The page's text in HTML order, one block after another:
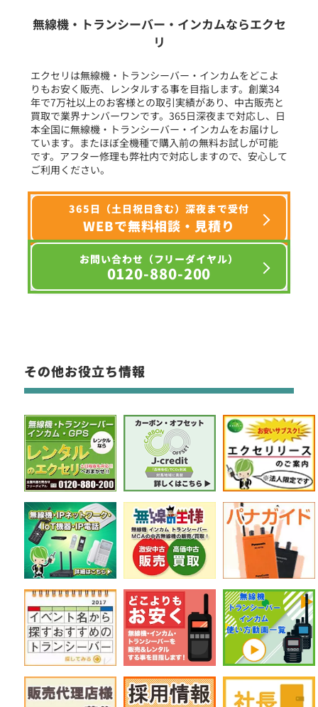
フリーワード入力(製品名等)
選択条件をリセット
無線機・トランシーバー・インカムならエクセ
リ
エクセリは無線機・トランシーバー・インカムをどこよ
りもお安く販売、レンタルする事を目指します。創業34
年で7万社以上のお客様との取引実績があり、中古販売と
買取で業界ナンバーワンです。365日深夜まで対応し、日
本全国に無線機・トランシーバー・インカムをお届けし
ています。またほぼ全機種で購入前の無料お試しが可能
です。アフター修理も弊社内で対応しますので、安心して
ご利用ください。
365日（土日祝日含む）深夜まで受付
WEBで無料相談・見積り
お問い合わせ（フリーダイヤル）
0120-880-200
その他お役立ち情報